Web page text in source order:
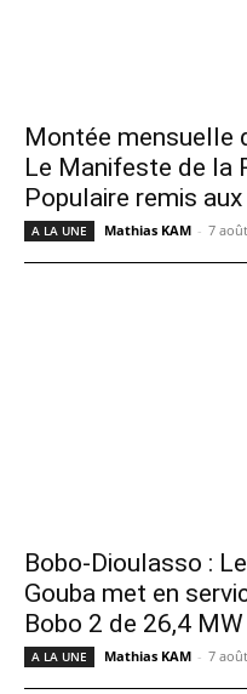
Montée mensuelle
Le Manifeste de la
Populaire remis
A LA UNE Mathias KAM - 7
Bobo-Dioulasso :
Gouba met en
Bobo 2 de 26,4 MW
A LA UNE Mathias KAM - 7